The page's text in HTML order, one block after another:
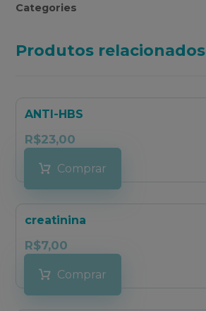
Categories
Produtos relacionados
ANTI-HBS
R$23,00
Comprar
creatinina
R$7,00
Comprar